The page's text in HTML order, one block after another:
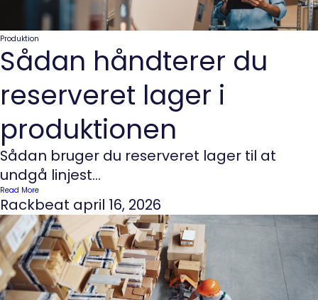
Produktion
Sådan håndterer du
reserveret lager i
produktionen
Sådan bruger du reserveret lager til at
undgå linjest...
Read More
Rackbeat april 16, 2026